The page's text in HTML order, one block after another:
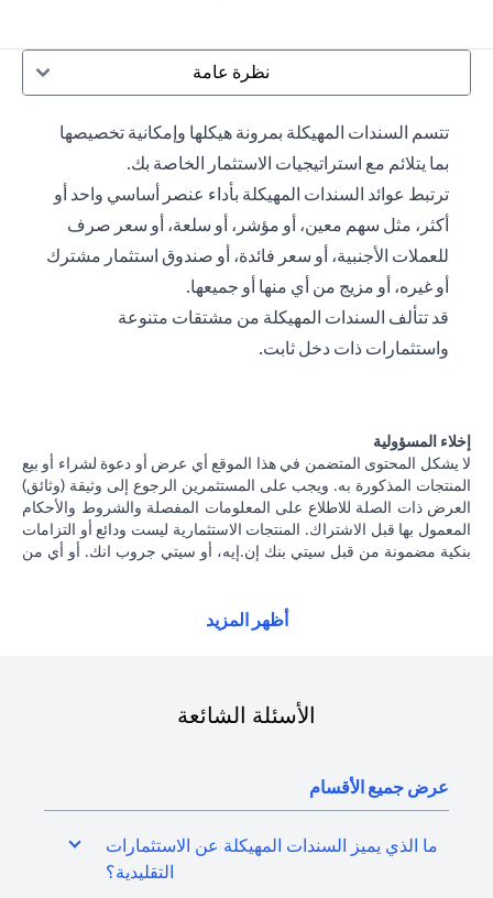
نظرة عامة
تتسم السندات المهيكلة بمرونة هيكلها وإمكانية تخصيصها
بما يتلائم مع استراتيجيات الاستثمار الخاصة بك.
ترتبط عوائد السندات المهيكلة بأداء عنصر أساسي واحد أو
أكثر، مثل سهم معين، أو مؤشر، أو سلعة، أو سعر صرف
للعملات الأجنبية، أو سعر فائدة، أو صندوق استثمار مشترك
أو غيره، أو مزيج من أي منها أو جميعها.
قد تتألف السندات المهيكلة من مشتقات متنوعة
واستثمارات ذات دخل ثابت.
إخلاء المسؤولية
لا يشكل المحتوى المتضمن في هذا الموقع أي عرض أو دعوة لشراء أو بيع
المنتجات المذكورة به. ويجب على المستثمرين الرجوع إلى وثيقة (وثائق)
العرض ذات الصلة للاطلاع على المعلومات المفصلة والشروط والأحكام
المعمول بها قبل الاشتراك. المنتجات الاستثمارية ليست ودائع أو التزامات
بنكية مضمونة من قبل سيتي بنك إن.إيه، أو سيتي جروب انك. أو أي من
فإن منتجات الاستثمار والخزانة تخضع لمخاطر الاستثمار، بما في ذلك
استثمارية و / أو منتجات خزينة مقومة بعملة أجنبية (غير محلية) على دراية
بمخاطر تقلبات أسعار الصرف التي قد تتسبب في خسارة رأس المال عند
بمنتجات الاستثمار والخزينة لشروط وأحكام منتجات الاستثمار والخزينة
الفردية. يدرك العميل أنه يقع على عاتقه السعي للحصول على مشورة
قانونية و / أو ضريبية للوقوف على التبعات القانونية والضريبية لمعاملاته
الاستثمارية. إذا قام العميل بتغيير محل إقامته أو جنسيته أو محل عمله،
فإنه يقع على عاتقه مسؤولية اطلاع نفسه على الآثار التي قد تلحق
أظهر المزيد
الأسئلة الشائعة
عرض جميع الأقسام
ما الذي يميز السندات المهيكلة عن الاستثمارات
التقليدية؟